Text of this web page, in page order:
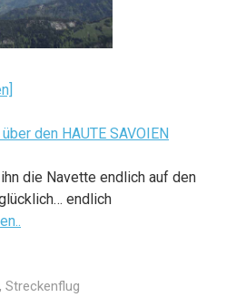
den HAUTE SAVOIEN
die Navette endlich auf den
endlich
, Streckenflug